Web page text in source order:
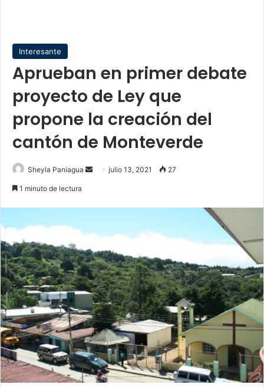
Interesante
Aprueban en primer debate
proyecto de Ley que
propone la creación del
cantón de Monteverde
Sheyla Paniagua
Sendjulio 13, 2021 27
1 minuto de lectura